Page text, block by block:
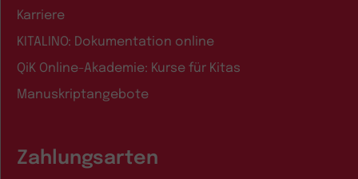
Karriere
KITALINO: Dokumentation online
QiK Online-Akademie: Kurse für Kitas
Manuskriptangebote
Zahlungsarten